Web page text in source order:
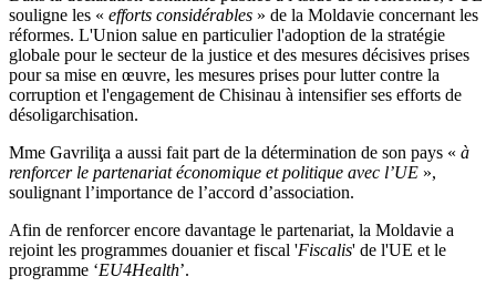
souligne les « efforts considérables » de la Moldavie concernant les
réformes. L'Union salue en particulier l'adoption de la stratégie
globale pour le secteur de la justice et des mesures décisives prises
pour sa mise en œuvre, les mesures prises pour lutter contre la
corruption et l'engagement de Chisinau à intensifier ses efforts de
désoligarchisation.
Mme Gavriliţa a aussi fait part de la détermination de son pays « à
renforcer le partenariat économique et politique avec l’UE »,
soulignant l’importance de l’accord d’association.
Afin de renforcer encore davantage le partenariat, la Moldavie a
rejoint les programmes douanier et fiscal 'Fiscalis' de l'UE et le
programme ‘EU4Health’.